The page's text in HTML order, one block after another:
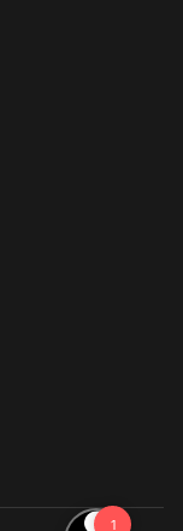
og mest
i den
L’Évangile